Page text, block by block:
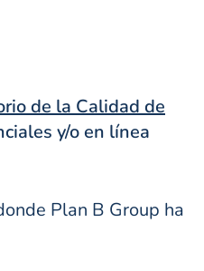
de la Calidad de
y/o en línea
Plan B Group ha